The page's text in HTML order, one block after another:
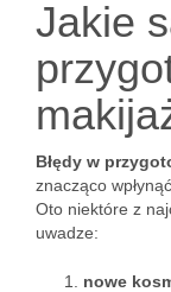
Jakie
Błędy w
znacząco
Oto niektóre z
uwadze:
nowe